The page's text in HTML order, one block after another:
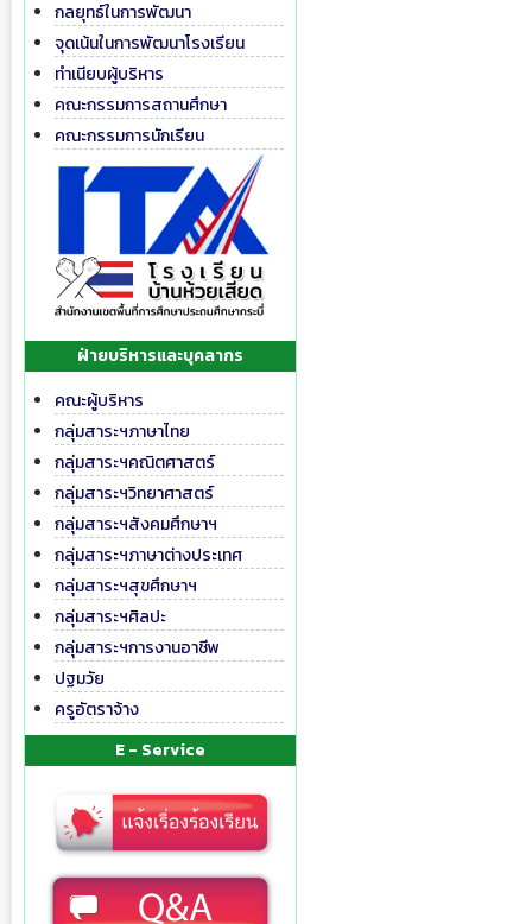
กลยุทธ์ในการพัฒนา
จุดเน้นในการพัฒนาโรงเรียน
ทำเนียบผู้บริหาร
คณะกรรมการสถานศึกษา
คณะกรรมการนักเรียน
ฝ่ายบริหารและบุคลากร
คณะผู้บริหาร
กลุ่มสาระฯภาษาไทย
กลุ่มสาระฯคณิตศาสตร์
กลุ่มสาระฯวิทยาศาสตร์
กลุ่มสาระฯสังคมศึกษาฯ
กลุ่มสาระฯภาษาต่างประเทศ
กลุ่มสาระฯสุขศึกษาฯ
กลุ่มสาระฯศิลปะ
กลุ่มสาระฯการงานอาชีพ
ปฐมวัย
ครูอัตราจ้าง
E - Service